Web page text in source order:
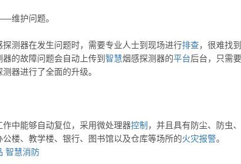
维护问题。
探测器在发生问题时，需要专业人士到现场进行排查，很难找
的故障问题会自动上传到 智慧烟感探测器的平台后台，只需
器进行了全面的升级。
作中能够自动复位，采用微处理器控制 ，并且具有防尘、防虫
公楼、教学楼、银行、图书馆以及仓库等场所的火灾报警。
智慧消防